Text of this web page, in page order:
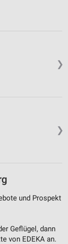
❯
❯
und Prospekt
Geflügel, dann
von EDEKA an.